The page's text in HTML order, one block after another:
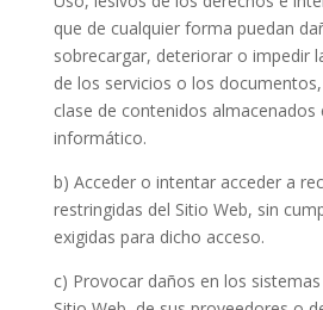
que de cualquier forma puedan
sobrecargar, deteriorar o impedir
de los servicios o los
clase de contenidos almacenados
informático.
b) Acceder o intentar acceder a
restringidas del Sitio Web, sin
exigidas para dicho acceso.
c) Provocar daños en los